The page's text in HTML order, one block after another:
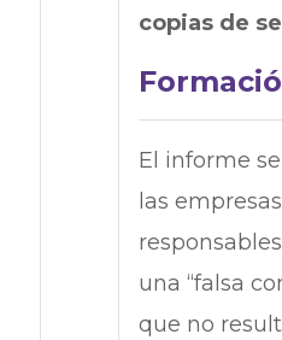
copias de
El informe
las
una “falsa
que no